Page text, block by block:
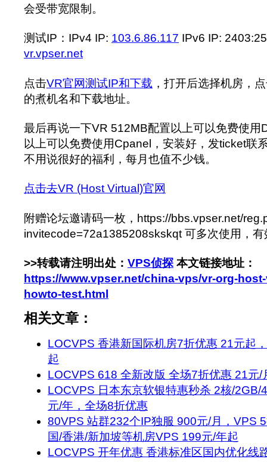
会受带宽限制。
测试IP：IPv4 IP: 103.6.86.117 IPv6 IP:
vr.vpser.net
点击VR官网测试IP和下载 ，打开后选择机房，
的煮机名和下载地址。
最后再说一下VR 512MB配置以上可以免费使用
以上可以免费使用Cpanel，安装好，发ticket联
不用说很好的福利，每月也值不少钱。
点击去VR (Host Virtual)官网
附赠论坛邀请码一枚，https://bbs.vpser.net/
invitecode=72a1385208skskqt 可多次使用，
>>转载请注明出处： VPS侦探 本文链接地址：
https://www.vpser.net/china-vps/vr-org-
howto-test.html
相关文章：
LOCVPS 香港新国际机房7折优惠 21元起
起
LOCVPS 618 全新改版 全场7折优惠 21元/
LOCVPS 日本东京软银特惠秒杀 2核/
元/年，全场8折优惠
80VPS 站群232个IP独服 900元/月，VPS
国/香港/新加坡等机房VPS 199元/年起
LOCVPS 开年优惠 香港标准区国内优化线